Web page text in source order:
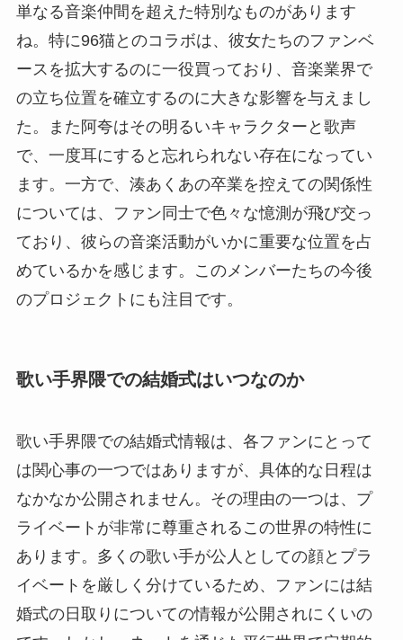
単なる音楽仲間を超えた特別なものがあります
ね。特に96猫とのコラボは、彼女たちのファンベ
ースを拡大するのに一役買っており、音楽業界で
の立ち位置を確立するのに大きな影響を与えまし
た。また阿夸はその明るいキャラクターと歌声
で、一度耳にすると忘れられない存在になってい
ます。一方で、湊あくあの卒業を控えての関係性
については、ファン同士で色々な憶測が飛び交っ
ており、彼らの音楽活動がいかに重要な位置を占
めているかを感じます。このメンバーたちの今後
のプロジェクトにも注目です。
歌い手界隈での結婚式はいつなのか
歌い手界隈での結婚式情報は、各ファンにとって
は関心事の一つではありますが、具体的な日程は
なかなか公開されません。その理由の一つは、プ
ライベートが非常に尊重されるこの世界の特性に
あります。多くの歌い手が公人としての顔とプラ
イベートを厳しく分けているため、ファンには結
婚式の日取りについての情報が公開されにくいの